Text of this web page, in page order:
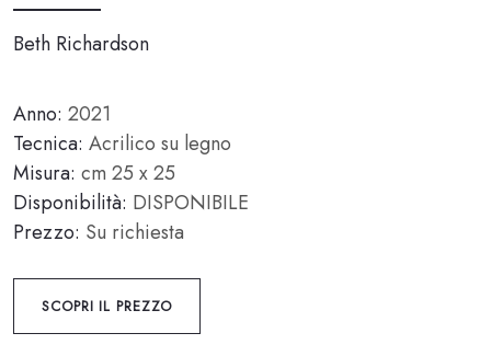
Beth Richardson
Anno: 2021
Tecnica: Acrilico su legno
Misura: cm 25 x 25
Disponibilità: DISPONIBILE
Prezzo: Su richiesta
SCOPRI IL PREZZO